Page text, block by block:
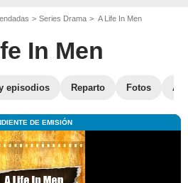
Series Drama A Life In Men
In Men
episodios Reparto Fotos
DE EMISIÓN